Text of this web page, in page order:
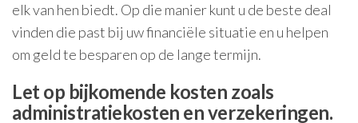
elk van hen biedt. Op die manier kunt u de beste deal
vinden die past bij uw financiële situatie en u helpen
om geld te besparen op de lange termijn.
Let op bijkomende kosten zoals
administratiekosten en verzekeringen.